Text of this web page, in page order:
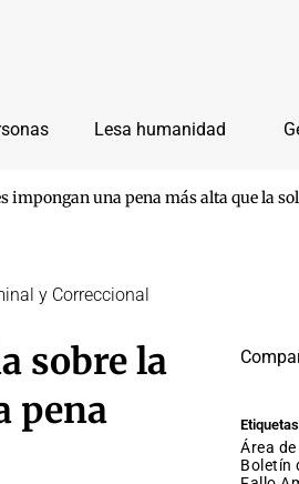
Lesa humanidad
impongan una pena más alta que la
y Correccional
sobre la
pena
Área